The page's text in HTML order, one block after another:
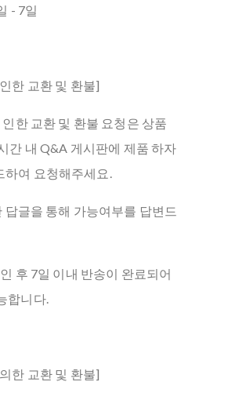
- 7일
한 교환 및 환불]
한 교환 및 환불 요청은 상품
간 내 Q&A 게시판에 제품 하자
여 요청해주세요.
답글을 통해 가능여부를 답변드
후 7일 이내 반송이 완료되어
합니다.
한 교환 및 환불]